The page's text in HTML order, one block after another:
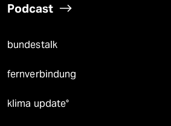
Podcast
bundestalk
fernverbindung
klima update°